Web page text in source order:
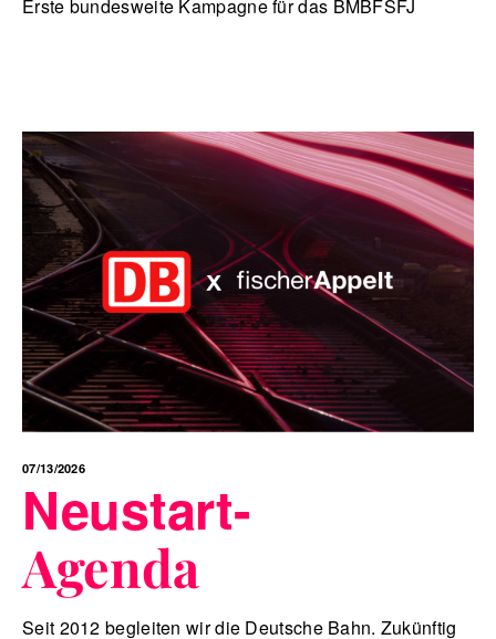
Erste bundesweite Kampagne für das BMBFSFJ
07/13/2026
Neustart-
Agenda
Seit 2012 begleiten wir die Deutsche Bahn. Zukünftig